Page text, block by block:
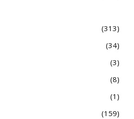
313
34
3
8
1
159